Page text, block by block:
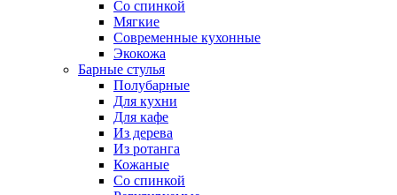
Со спинкой
Мягкие
Современные кухонные
Экокожа
Барные стулья
Полубарные
Для кухни
Для кафе
Из дерева
Из ротанга
Кожаные
Со спинкой